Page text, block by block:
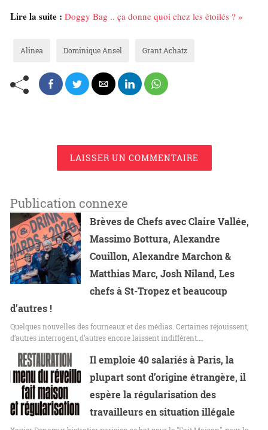
Lire la suite : Doggy Bag .. ça donne quoi chez les étoilés ? »
Alinea Dominique Ansel Grant Achatz
LAISSER UN COMMENTAIRE
Publication connexe
Brèves de Chefs avec Claire Vallée,
Massimo Bottura, Alexandre
Couillon, Alexandre Marchon &
Matthias Marc, Josh Niland, Les
chefs à St-Tropez et beaucoup
d’autres !
Quelques nouvelles des fourneaux et des médias. Certaines réjouissent,
d’autres interrogent, d’autres encore laissent indifférent.…
Il emploie 40 salariés à Paris, la
plupart sont d’origine étrangère, il
espère la régularisation des
travailleurs en situation illégale